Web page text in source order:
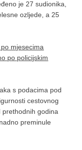
je 27 sudionika,
ozljede, a 25
mjesecima
po policijskim
s podacima pod
cestovnog
godina
preminule